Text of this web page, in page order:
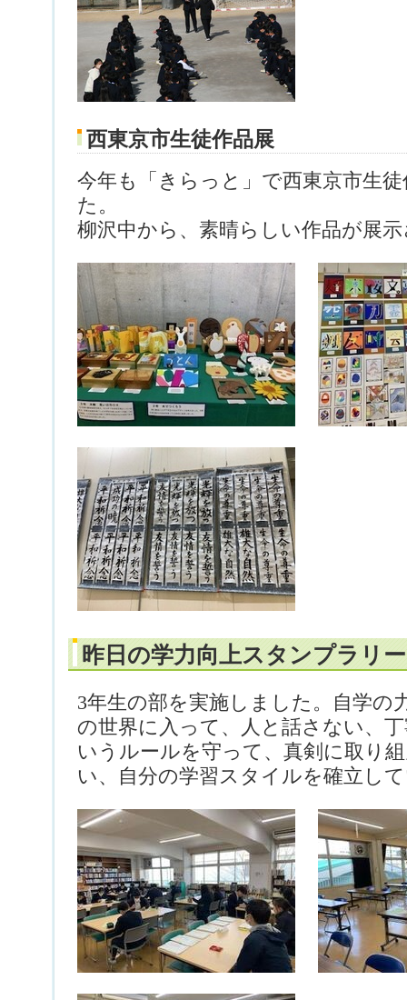
西東京市生徒作品展
今年も「きらっと」で西東京市生
た。
柳沢中から、素晴らしい作品が展
昨日の学力向上スタンプラリ
3年生の部を実施しました。自学の
の世界に入って、人と話さない、
いうルールを守って、真剣に取り
い、自分の学習スタイルを確立し